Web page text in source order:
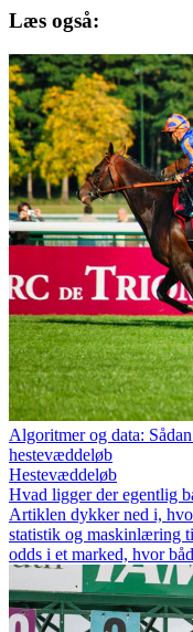
Læs også:
Algoritmer og data:
hestevæddeløb
Hestevæddeløb
Hvad ligger der egentlig
Artiklen dykker ned i,
statistik og maskinlæring
odds i et marked, hvor